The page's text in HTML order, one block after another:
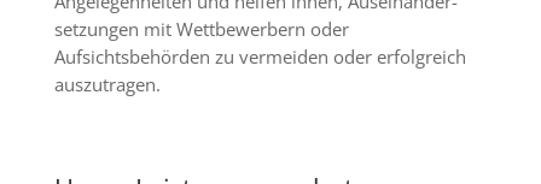
setzungen mit Wettbewerbern oder
Aufsichtsbehörden zu vermeiden oder erfolgreich
auszutragen.